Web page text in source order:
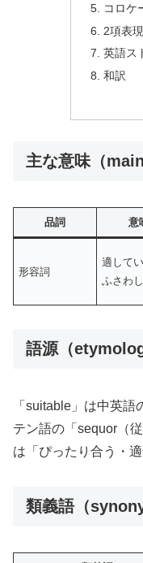
コロケ
2項表
英語ス
和訳
主な意味（
品詞 意
形容詞
適してい
ふさわ
語源（
「suitable」は中英
テン語の「sequor（
は「ぴったり合う・適
類義語（